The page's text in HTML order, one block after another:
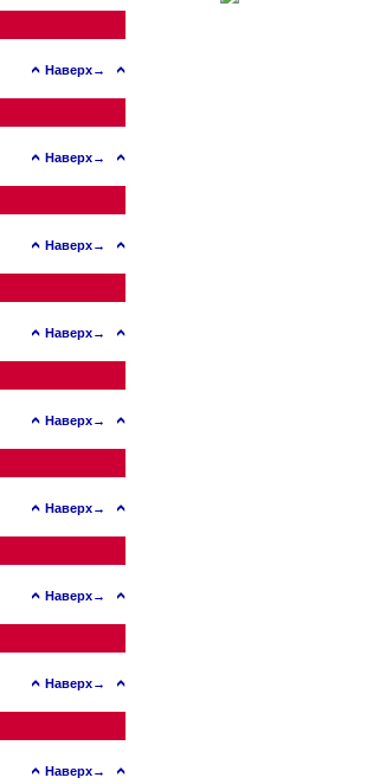
Наверх→
Наверх→
Наверх→
Наверх→
Наверх→
Наверх→
Наверх→
Наверх→
Наверх→